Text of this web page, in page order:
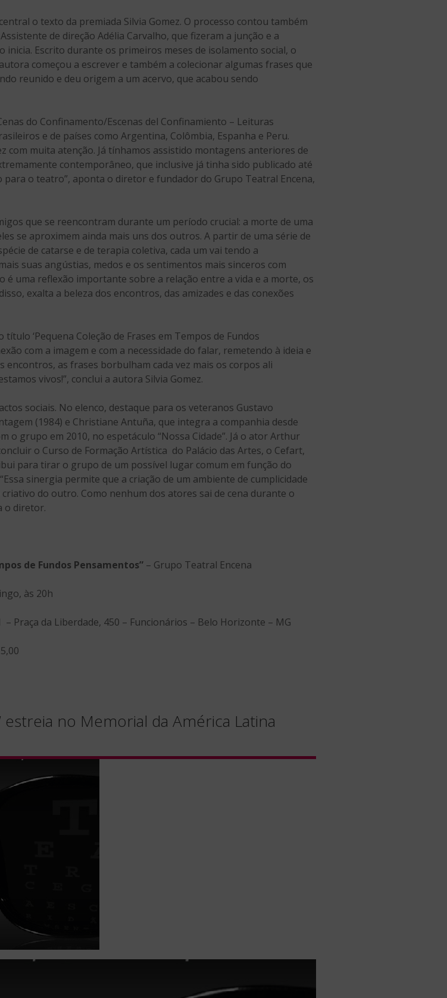
o texto da premiada Silvia Gomez. O processo contou também
de direção Adélia Carvalho, que fizeram a junção e a
Escrito durante os primeiros meses de isolamento social, o
começou a escrever e também a colecionar algumas frases que
reunido e deu origem a um acervo, que acabou sendo
do Confinamento/Escenas del Confinamiento – Leituras
e de países como Argentina, Colômbia, Espanha e Peru.
com muita atenção. Já tínhamos assistido montagens anteriores de
contemporâneo, que inclusive já tinha sido publicado até
o teatro”, aponta o diretor e fundador do Grupo Teatral Encena,
que se reencontram durante um período crucial: a morte de uma
se aproximem ainda mais uns dos outros. A partir de uma série de
de catarse e de terapia coletiva, cada um vai tendo a
suas angústias, medos e os sentimentos mais sinceros com
é uma reflexão importante sobre a relação entre a vida e a morte, os
exalta a beleza dos encontros, das amizades e das conexões
‘Pequena Coleção de Frases em Tempos de Fundos
com a imagem e com a necessidade do falar, remetendo à ideia e
as frases borbulham cada vez mais os corpos ali
vivos!”, conclui a autora Silvia Gomez.
sociais. No elenco, destaque para os veteranos Gustavo
(1984) e Christiane Antuña, que integra a companhia desde
o grupo em 2010, no espetáculo “Nossa Cidade”. Já o ator Arthur
o Curso de Formação Artística do Palácio das Artes, o Cefart,
para tirar o grupo de um possível lugar comum em função do
sinergia permite que a criação de um ambiente de cumplicidade
do outro. Como nenhum dos atores sai de cena durante o
o diretor.
de Fundos Pensamentos” – Grupo Teatral Encena
às 20h
Praça da Liberdade, 450 – Funcionários – Belo Horizonte – MG
estreia no Memorial da América Latina